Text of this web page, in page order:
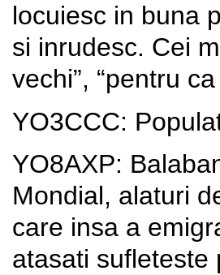
locuiesc in buna
si inrudesc. Cei
vechi”, “pentru
YO3CCC:
YO8AXP:
Mondial, alaturi
care insa a
atasati sufleteste